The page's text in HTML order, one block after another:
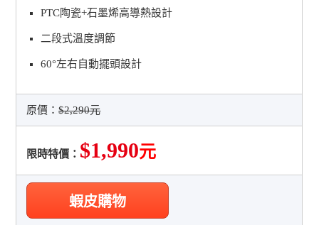
PTC陶瓷+石墨烯高導熱設計
二段式溫度調節
60°左右自動擺頭設計
原價：$2,290元
限時特價： $1,990元
蝦皮購物